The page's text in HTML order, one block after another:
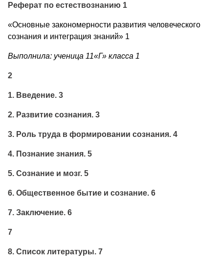
Реферат по естествознанию 1
«Основные закономерности развития человеческого
сознания и интеграция знаний» 1
Выполнила: ученица 11«Г» класса 1
2
1. Введение. 3
2. Развитие сознания. 3
3. Роль труда в формировании сознания. 4
4. Познание знания. 5
5. Сознание и мозг. 5
6. Общественное бытие и сознание. 6
7. Заключение. 6
7
8. Список литературы. 7